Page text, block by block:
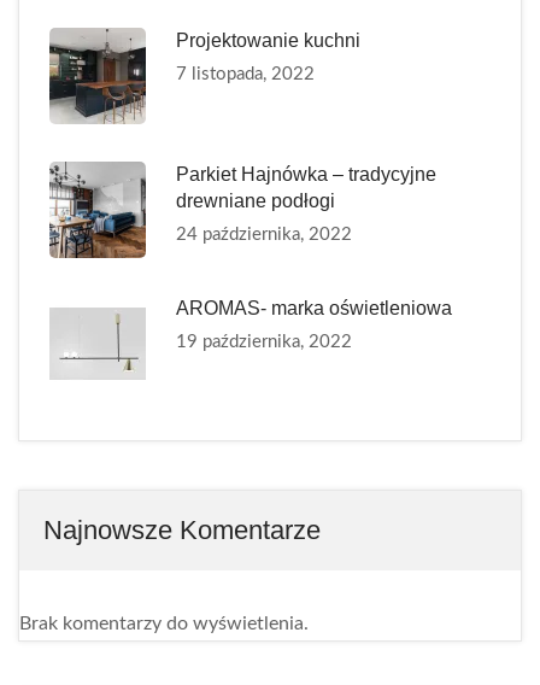
Projektowanie kuchni
7 listopada, 2022
Parkiet Hajnówka – tradycyjne
drewniane podłogi
24 października, 2022
AROMAS- marka oświetleniowa
19 października, 2022
Najnowsze Komentarze
Brak komentarzy do wyświetlenia.